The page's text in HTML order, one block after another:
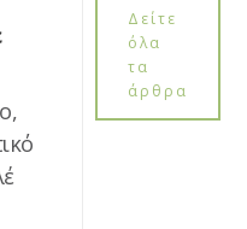
Δείτε
όλα
τα
άρθρα